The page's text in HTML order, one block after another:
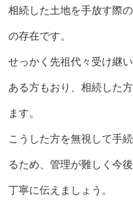
相続した土地を手放す際
の存在です。
せっかく先祖代々受け継
ある方もおり、相続した
ます。
こうした方を無視して手
るため、管理が難しく今
丁寧に伝えましょう。